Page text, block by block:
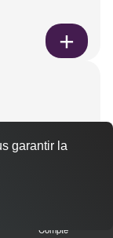
Compte
garantir la